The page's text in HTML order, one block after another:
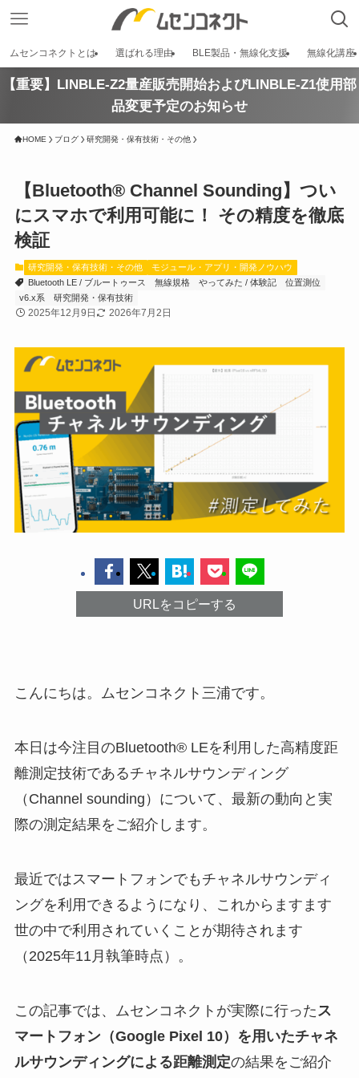
ムセンコネクトとは 選ばれる理由 BLE製品・無線化支援 無線化講座
【重要】LINBLE-Z2量産販売開始およびLINBLE-Z1使用部
品変更予定のお知らせ
HOME ブログ 研究開発・保有技術・その他
【Bluetooth® Channel Sounding】つい
にスマホで利用可能に！ その精度を徹底
検証
研究開発・保有技術・その他
モジュール・アプリ・開発ノウハウ
Bluetooth LE / ブルートゥース
無線規格 やってみた / 体験記
位置測位
v6.x系
研究開発・保有技術
2025年12月9日 2026年7月2日
URLをコピーする
こんにちは。ムセンコネクト三浦です。
本日は今注目のBluetooth® LEを利用した高精度距
離測定技術であるチャネルサウンディング
（Channel sounding）について、最新の動向と実
際の測定結果をご紹介します。
最近ではスマートフォンでもチャネルサウンディ
ングを利用できるようになり、これからますます
世の中で利用されていくことが期待されます
（2025年11月執筆時点）。
この記事では、ムセンコネクトが実際に行った ス
マートフォン（Google Pixel 10）を用いたチャネ
ルサウンディングによる距離測定の結果をご紹介